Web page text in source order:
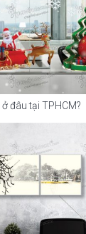
đâu tại TPHCM?